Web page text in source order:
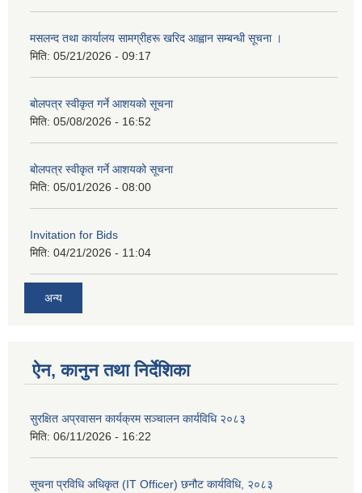
मसलन्द तथा कार्यालय सामग्रीहरू खरिद आह्वान सम्बन्धी सूचना ।
मिति: 05/21/2026 - 09:17
बोलपत्र स्वीकृत गर्ने आशयको सूचना
मिति: 05/08/2026 - 16:52
बोलपत्र स्वीकृत गर्ने आशयको सूचना
मिति: 05/01/2026 - 08:00
Invitation for Bids
मिति: 04/21/2026 - 11:04
अन्य
ऐन, कानुन तथा निर्देशिका
सुरक्षित अप्रवासन कार्यक्रम सञ्चालन कार्यविधि २०८३
मिति: 06/11/2026 - 16:22
सूचना प्रविधि अधिकृत (IT Officer) छनौट कार्यविधि, २०८३